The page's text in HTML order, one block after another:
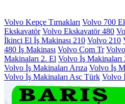
Volvo Kepçe Tırnakları Volvo 700
Ekskavatör Volvo Ekskavatör 480
İkinci El İş Makinası 210 Volvo 210
480 İş Makinası Volvo Com Tr
Makinaları 2. El Volvo İş Makinaları
Volvo İş Makinaları Arıza Volvo İş
Volvo İş Makinaları Asc Türk Volvo